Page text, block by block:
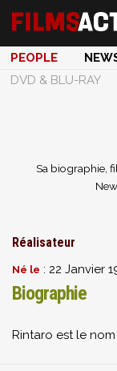
PEOPLE
DVD & BLU-RAY
Sa biographie,
Réalisateur
Né le : 22 Janvier
Biographie
Rintaro est le